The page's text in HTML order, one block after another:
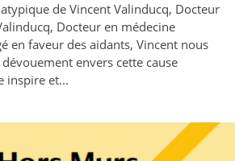
de Vincent Valinducq, Docteur
Docteur en médecine
en faveur des aidants, Vincent nous
envers cette cause
inspire et...